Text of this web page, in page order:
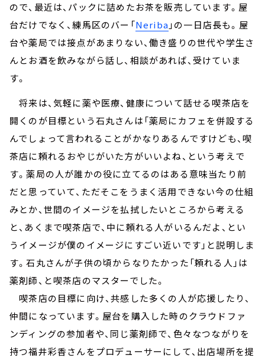
ので、最近は、パックに詰めたお茶を販売しています。屋
台だけでなく、練馬区のバー「Neriba 」の一日店長も。屋
台や薬局では接点があまりない、働き盛りの世代や学生さ
んとお酒を飲みながら話し、相談があれば、受けていま
す。
将来は、気軽に薬や医療、健康について話せる喫茶店を
開くのが目標という石丸さんは「薬局にカフェを併設する
んでしょって言われることがかなりあるんですけども、喫
茶店に頼れるおやじがいた方がいいよね、という考えで
す。薬局の人が誰かの役に立てるのはある意味当たり前
だと思っていて、ただそこをうまく活用できない今の仕組
みとか、世間のイメージを払拭したいところから考える
と、あくまで喫茶店で、中に頼れる人がいるんだよ、とい
うイメージが僕のイメージにすごい近いです」と説明しま
す。石丸さんが子供の頃からなりたかった「頼れる人」は
薬剤師、と喫茶店のマスターでした。
喫茶店の目標に向け、共感した多くの人が応援したり、
仲間になっています。屋台を購入した時のクラウドファ
ンディングの参加者や、同じ薬剤師で、色々なつながりを
持つ福井彩香さんをプロデューサーにして、出店場所を提